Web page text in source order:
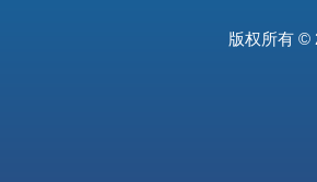
版权所有 ©